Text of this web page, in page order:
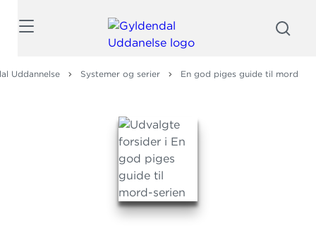
Uddannelse Systemer og serier En god piges guide til mord